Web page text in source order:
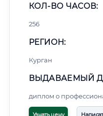
КОЛ-ВО ЧАСОВ:
256
РЕГИОН:
Курган
ВЫДАВАЕМЫЙ
диплом о
Узнать цену